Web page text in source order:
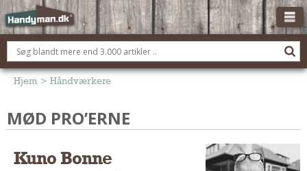
OM HANDYMAN.DK
FÅ 3 TILBUD
BOLIG KØBERÅDGIVNING
Hjem > Håndværkere
MØD PRO’ERNE
Kuno Bonne